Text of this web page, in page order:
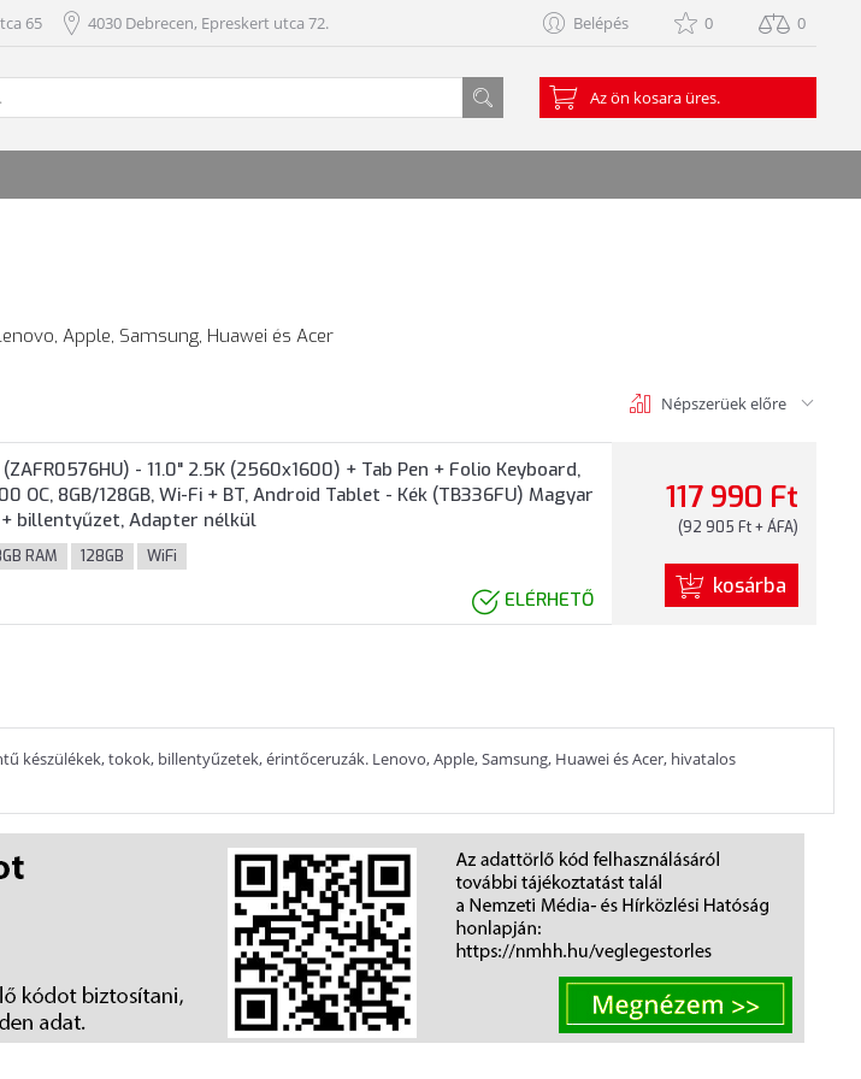
65 4030 Debrecen, Epreskert utca 72. Belépés 0 0
Az ön kosara üres.
Apple, Samsung, Huawei és Acer
Népszerüek előre
- 11.0" 2.5K (2560x1600) + Tab Pen + Folio Keyboard,
OC, 8GB/128GB, Wi-Fi + BT, Android Tablet - Kék (TB336FU) Magyar
billentyűzet, Adapter nélkül
RAM 128GB WiFi
ELÉRHETŐ
117 990 Ft
(92 905 Ft + ÁFA)
kosárba
tokok, billentyűzetek, érintőceruzák. Lenovo, Apple, Samsung, Huawei és Acer, hivatalos